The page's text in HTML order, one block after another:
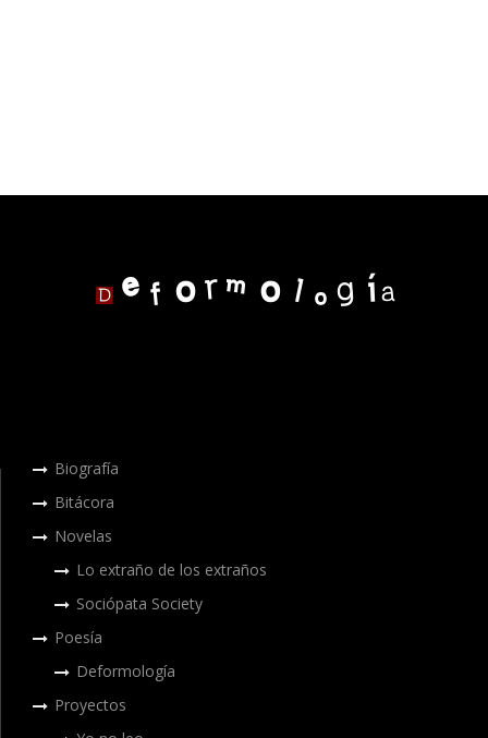
Biografía
Bitácora
Novelas
Lo extraño de los extraños
Sociópata Society
Poesía
Deformología
Proyectos